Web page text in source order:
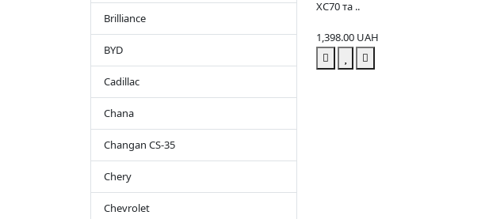
Brilliance
BYD
Cadillac
Chana
Changan CS-35
Chery
Chevrolet
XC70 та ..
1,398.00 UAH